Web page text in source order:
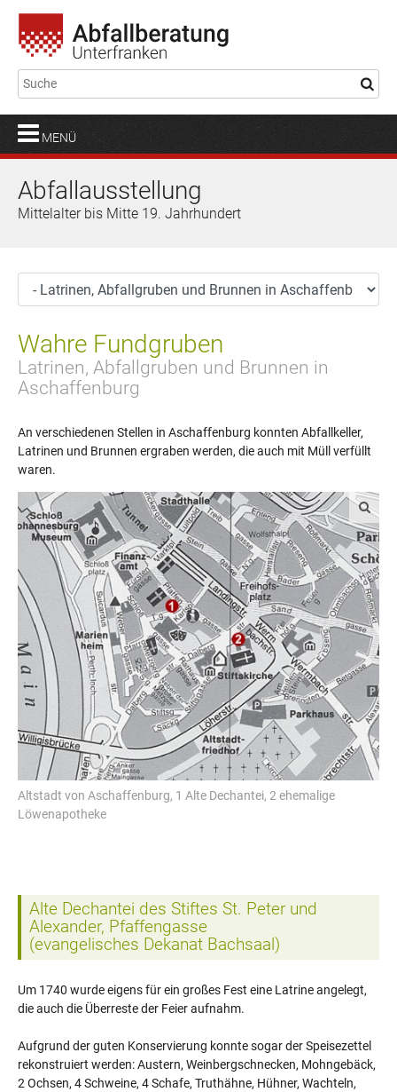
MENÜ
Abfallausstellung
Mittelalter bis Mitte 19. Jahrhundert
Wahre Fundgruben
Latrinen, Abfallgruben und Brunnen in
Aschaffenburg
An verschiedenen Stellen in Aschaffenburg konnten Abfallkeller,
Latrinen und Brunnen ergraben werden, die auch mit Müll verfüllt
waren.
Altstadt von Aschaffenburg, 1 Alte Dechantei, 2 ehemalige
Löwenapotheke
Alte Dechantei des Stiftes St. Peter und
Alexander, Pfaffengasse
(evangelisches Dekanat Bachsaal)
Um 1740 wurde eigens für ein großes Fest eine Latrine angelegt,
die auch die Überreste der Feier aufnahm.
Aufgrund der guten Konservierung konnte sogar der Speisezettel
rekonstruiert werden: Austern, Weinbergschnecken, Mohngebäck,
2 Ochsen, 4 Schweine, 4 Schafe, Truthähne, Hühner, Wachteln,